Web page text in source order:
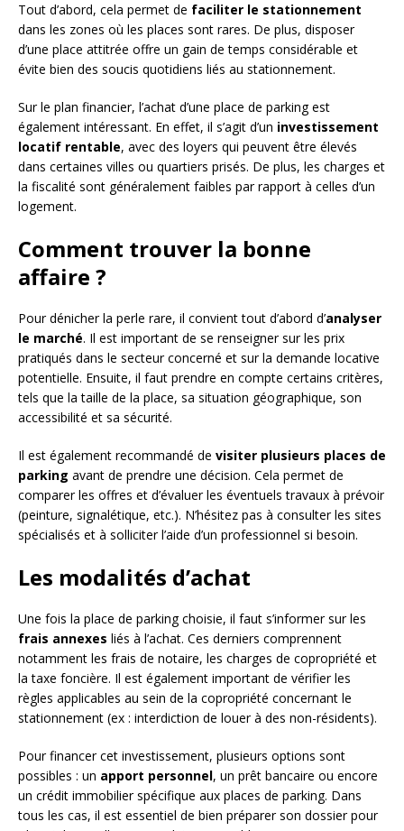
Tout d’abord, cela permet de faciliter le stationnement
dans les zones où les places sont rares. De plus, disposer
d’une place attitrée offre un gain de temps considérable et
évite bien des soucis quotidiens liés au stationnement.
Sur le plan financier, l’achat d’une place de parking est
également intéressant. En effet, il s’agit d’un investissement
locatif rentable, avec des loyers qui peuvent être élevés
dans certaines villes ou quartiers prisés. De plus, les charges et
la fiscalité sont généralement faibles par rapport à celles d’un
logement.
Comment trouver la bonne
affaire ?
Pour dénicher la perle rare, il convient tout d’abord d’analyser
le marché. Il est important de se renseigner sur les prix
pratiqués dans le secteur concerné et sur la demande locative
potentielle. Ensuite, il faut prendre en compte certains critères,
tels que la taille de la place, sa situation géographique, son
accessibilité et sa sécurité.
Il est également recommandé de visiter plusieurs places de
parking avant de prendre une décision. Cela permet de
comparer les offres et d’évaluer les éventuels travaux à prévoir
(peinture, signalétique, etc.). N’hésitez pas à consulter les sites
spécialisés et à solliciter l’aide d’un professionnel si besoin.
Les modalités d’achat
Une fois la place de parking choisie, il faut s’informer sur les
frais annexes liés à l’achat. Ces derniers comprennent
notamment les frais de notaire, les charges de copropriété et
la taxe foncière. Il est également important de vérifier les
règles applicables au sein de la copropriété concernant le
stationnement (ex : interdiction de louer à des non-résidents).
Pour financer cet investissement, plusieurs options sont
possibles : un apport personnel, un prêt bancaire ou encore
un crédit immobilier spécifique aux places de parking. Dans
tous les cas, il est essentiel de bien préparer son dossier pour